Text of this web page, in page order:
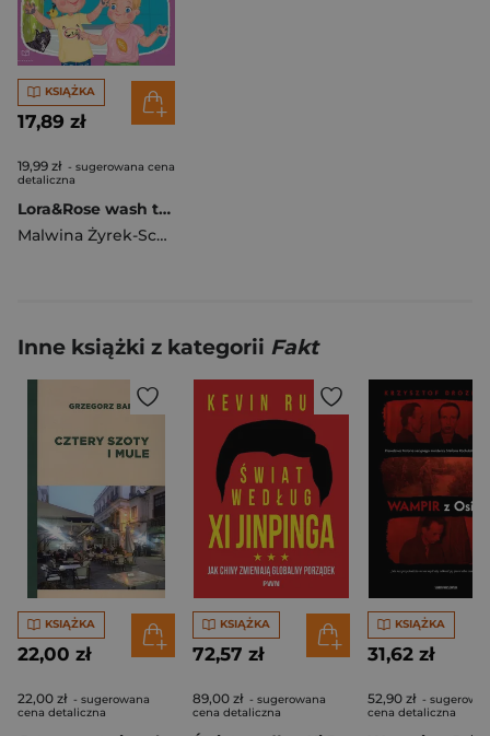
KSIĄŻKA
17,89 zł
19,99 zł - sugerowana cena
detaliczna
Lora&Rose wash their hands
Malwina Żyrek-Schmidt
Inne książki z kategorii Fakt
KSIĄŻKA
22,00 zł
22,00 zł - sugerowana
cena detaliczna
KSIĄŻKA
72,57 zł
89,00 zł - sugerowana
cena detaliczna
KSIĄŻKA
31,62 zł
52,90 zł -
cena detaliczna